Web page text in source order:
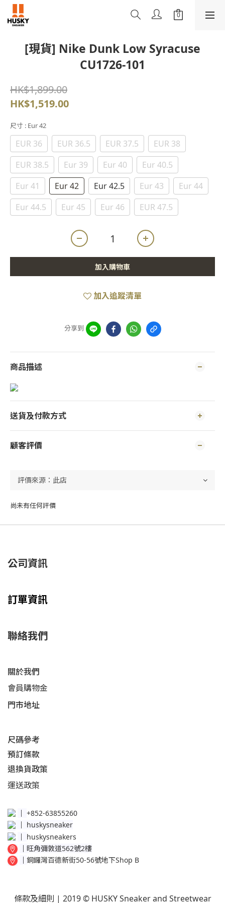
[現貨] Nike Dunk Low Syracuse
CU1726-101
HK$1,899.00
HK$1,519.00
尺寸 : Eur 42
EUR 36 EUR 36.5 EUR 37.5
EUR 38
EUR 38.5
Eur 39 Eur 40
Eur 40.5
Eur 41
Eur 42 Eur 42.5 Eur 43
Eur 44
Eur 44.5
Eur 45 Eur 46 EUR 47.5
加入購物車
加入追蹤清單
分享到
商品描述
送貨及付款方式
顧客評價
尚未有任何評價
公司資訊
訂單資訊
聯絡我們
關於我們
會員購物金
門市地址
尺碼參考
預訂條款
退換貨政策​
運送政策​
│ +852-63855260
huskysneaker
│ huskysneakers
│ 旺角彌敦道562號2樓
│ 銅鑼灣百德新街50-56號地下Shop B
條款及細則 | 2019 © HUSKY Sneaker and Streetwear